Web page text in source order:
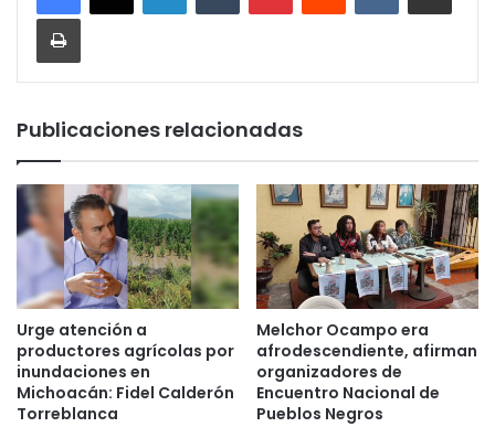
Imprimir
Publicaciones relacionadas
Urge atención a
productores agrícolas por
inundaciones en
Michoacán: Fidel Calderón
Torreblanca
Melchor Ocampo era
afrodescendiente, afirman
organizadores de
Encuentro Nacional de
Pueblos Negros